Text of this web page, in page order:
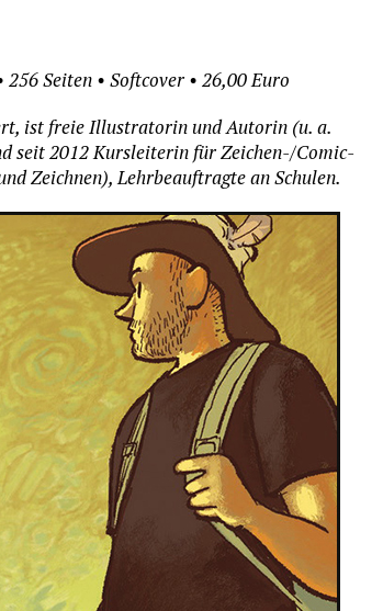
Seiten • Softcover • 26,00 Euro
ist freie Illustratorin und Autorin (u. a.
seit 2012 Kursleiterin für Zeichen-/Comic-
Zeichnen), Lehrbeauftragte an Schulen.